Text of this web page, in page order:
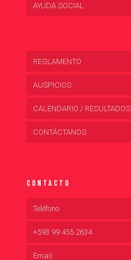
AYUDA SOCIAL
REGLAMENTO
AUSPICIOS
CALENDARIO / RESULTADOS
CONTÁCTANOS
Contacto
Teléfono
+593 99 455 2634
Email: